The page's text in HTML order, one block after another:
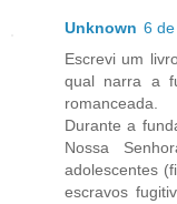
Unknown 6
Escrevi um
qual narra a
romanceada.
Durante a
Nossa
adolescentes
escravos